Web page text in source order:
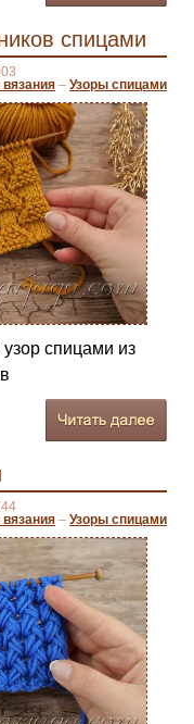
спицами
– Узоры спицами
спицами из
– Узоры спицами